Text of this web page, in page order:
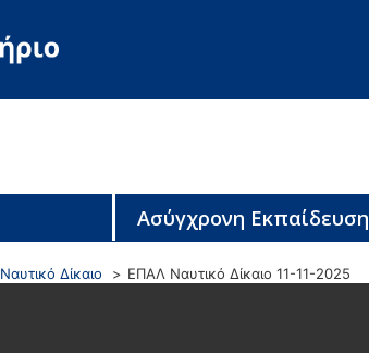
Ασύγχρονη Εκπαίδευση
Ναυτικό Δίκαιο ΕΠΑΛ Ναυτικό Δίκαιο 11-11-2025